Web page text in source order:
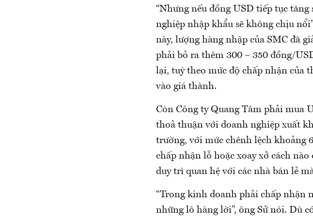
“Nhưng nếu đồng USD tiếp tục
nghiệp nhập khẩu sẽ không chịu
này, lượng hàng nhập của SMC đã
phải bỏ ra thêm 300 – 350 đồng/
lại, tuỳ theo mức độ chấp nhận của
vào giá thành.
Còn Công ty Quang Tâm phải mua
thoả thuận với doanh nghiệp xuất
trường, với mức chênh lệch khoảng
chấp nhận lỗ hoặc xoay xở cách
duy trì quan hệ với các nhà bán lẻ
“Trong kinh doanh phải chấp nhận
những lô hàng lời”, ông Sử nói. Dù